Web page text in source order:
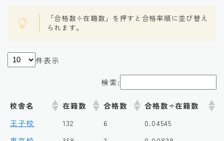
「合格数÷在籍数」を押すと合格率順に並び替え
られます。
件表示
検索:
校舎名 在籍数 合格数
合格数÷在籍数
王子校
132 6
0.04545